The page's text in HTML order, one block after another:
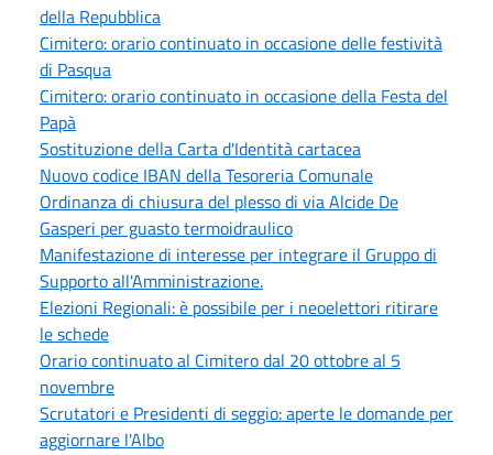
della Repubblica
Cimitero: orario continuato in occasione delle festività
di Pasqua
Cimitero: orario continuato in occasione della Festa del
Papà
Sostituzione della Carta d'Identità cartacea
Nuovo codice IBAN della Tesoreria Comunale
Ordinanza di chiusura del plesso di via Alcide De
Gasperi per guasto termoidraulico
Manifestazione di interesse per integrare il Gruppo di
Supporto all'Amministrazione.
Elezioni Regionali: è possibile per i neoelettori ritirare
le schede
Orario continuato al Cimitero dal 20 ottobre al 5
novembre
Scrutatori e Presidenti di seggio: aperte le domande per
aggiornare l'Albo